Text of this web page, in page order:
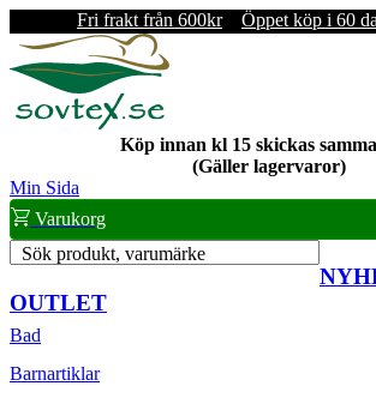
Fri frakt från 600kr Öppet köp i 60
Köp innan kl 15 skickas
(Gäller lagervaror)
Min Sida
Varukorg
Sök produkt, varumärke
OUTLET
Bad
Barnartiklar